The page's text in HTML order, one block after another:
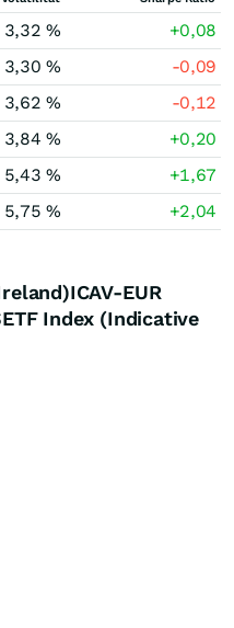
3,32 %
+0,08
3,30 %
-0,09
3,62 %
-0,12
3,84 %
+0,20
5,43 %
+1,67
5,75 % +2,04
EUR
Index (Indicative